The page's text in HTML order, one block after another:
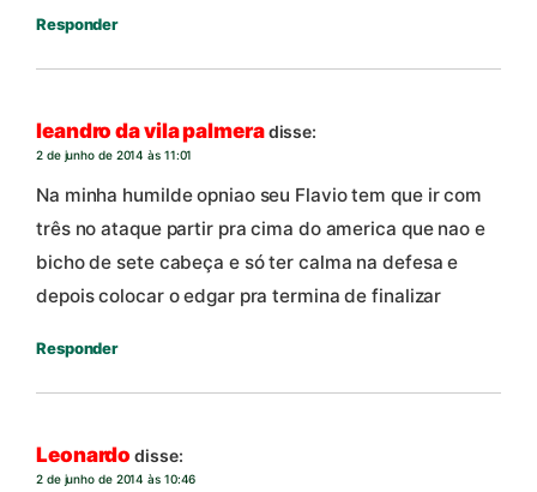
Responder
leandro da vila palmeradisse:
2 de junho de 2014 às 11:01
Na minha humilde opniao seu Flavio tem que ir com
três no ataque partir pra cima do america que nao e
bicho de sete cabeça e só ter calma na defesa e
depois colocar o edgar pra termina de finalizar
Responder
Leonardo disse:
2 de junho de 2014 às 10:46